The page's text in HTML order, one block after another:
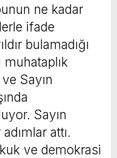
ne kadar
ifade
bulamadığı
Sayın
Sayın
attı.
ve demokrasi